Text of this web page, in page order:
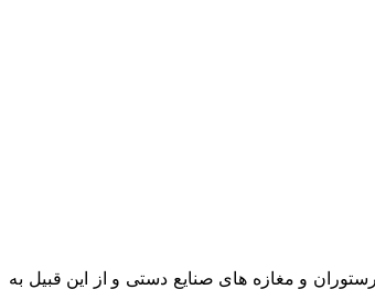
و مغازه های صنایع دستی و از این قبیل به